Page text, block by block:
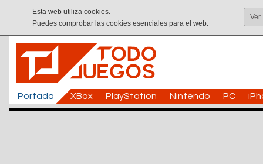
Esta web utiliza cookies.
Puedes comprobar las cookies esenciales para el web.
Ver
Portada XBox PlayStation Nintendo PC